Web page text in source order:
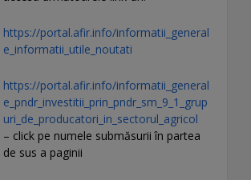
https://portal.afir.info/informatii_general
e_informatii_utile_noutati
https://portal.afir.info/informatii_general
e_pndr_investitii_prin_pndr_sm_9_1_grup
uri_de_producatori_in_sectorul_agricol
– click pe numele submăsurii în partea
de sus a paginii